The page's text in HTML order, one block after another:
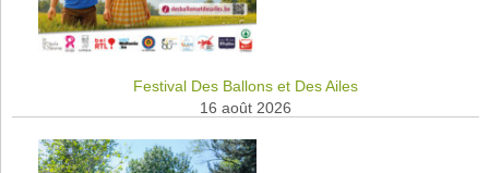
Festival Des Ballons et Des Ailes
16 août 2026